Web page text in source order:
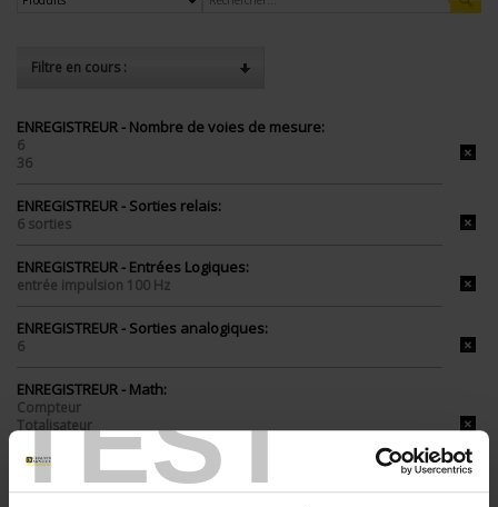
TEST
Filtre en cours :
ENREGISTREUR - Nombre de voies de mesure:
6
36
ENREGISTREUR - Sorties relais:
6 sorties
ENREGISTREUR - Entrées Logiques:
entrée impulsion 100 Hz
ENREGISTREUR - Sorties analogiques:
6
ENREGISTREUR - Math:
Compteur
Totalisateur
ENREGISTREUR - Montage: